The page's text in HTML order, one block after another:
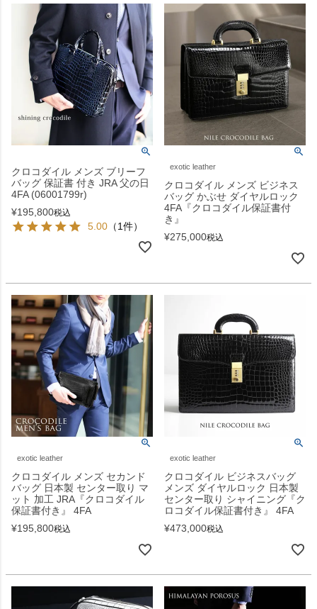
クロコダイル メンズ ブリーフ
バッグ 保証書 付き JRA 父の日
4FA (06001799r)
¥195,800税込
5.00 （1件）
exotic leather
クロコダイル メンズ ビジネス
バッグ かぶせ ダイヤルロック
4FA『クロコダイル保証書付
き』
¥275,000税込
exotic leather
クロコダイル メンズ セカンド
バッグ 日本製 センター取り マ
ット 加工 JRA『クロコダイル
保証書付き』 4FA
¥195,800税込
exotic leather
クロコダイル ビジネスバッグ
メンズ ダイヤルロック 日本製
センター取り シャイニング『ク
ロコダイル保証書付き』 4FA
¥473,000税込